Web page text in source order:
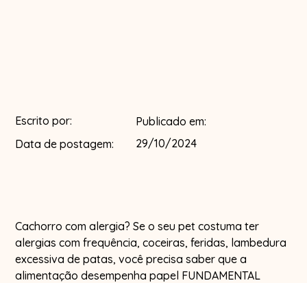
Escrito por:
Data de postagem:
Publicado em:
29/10/2024
Cachorro com alergia? Se o seu pet costuma ter
alergias com frequência, coceiras, feridas, lambedura
excessiva de patas, você precisa saber que a
alimentação desempenha papel FUNDAMENTAL